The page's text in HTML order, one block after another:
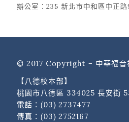
辦公室：235 新北市中和區中正
© 2017 Copyright – 中華福音
【八德校本部】
桃園市八德區 334025 長安街
電話： (03) 2737477
傳真：(03) 2752167